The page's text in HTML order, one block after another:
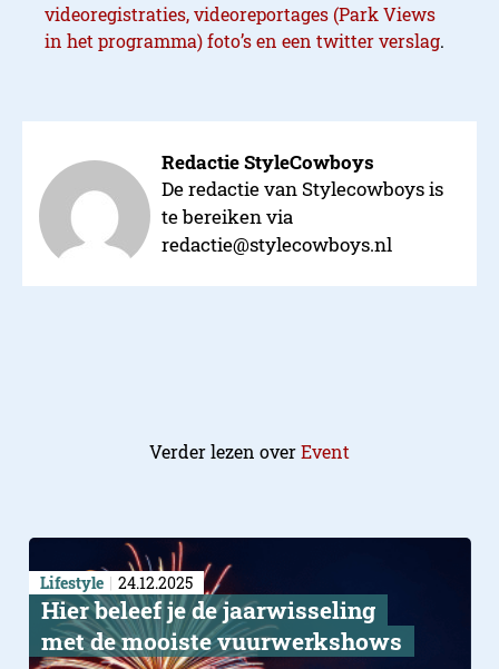
videoregistraties, videoreportages (Park Views
in het programma) foto’s en een twitter verslag.
Redactie StyleCowboys
De redactie van Stylecowboys is
te bereiken via
redactie@stylecowboys.nl
Verder lezen overEvent
Lifestyle 24.12.2025
Hier beleef je de jaarwisseling
met de mooiste vuurwerkshows